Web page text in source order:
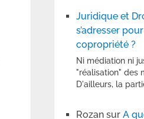
Juridique et
s’adresser
copropriété ?
Ni médiation ni
"réalisation" des
D'ailleurs, la
Rozan surA